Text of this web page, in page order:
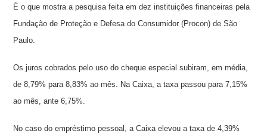
É o que mostra a pesquisa feita em dez instituições financeiras pela
Fundação de Proteção e Defesa do Consumidor (Procon) de São
Paulo.
Os juros cobrados pelo uso do cheque especial subiram, em média,
de 8,79% para 8,83% ao mês. Na Caixa, a taxa passou para 7,15%
ao mês, ante 6,75%.
No caso do empréstimo pessoal, a Caixa elevou a taxa de 4,39%